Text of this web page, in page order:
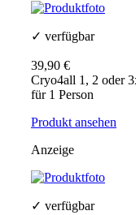
✓ verfügbar
39,90 €
Cryo4all 1, 2 oder
für 1 Person
Produkt ansehen
Anzeige
✓ verfügbar